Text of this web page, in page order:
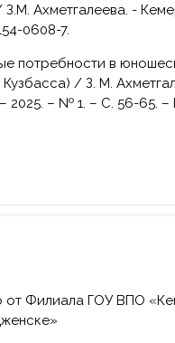
Ахметгалеева. -
0608-7.
/ З. М.
2025. – № 1. – С. 56-65. –